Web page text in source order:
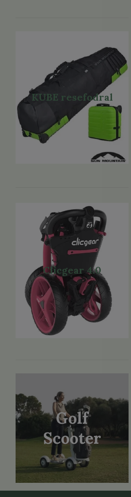
KUBE resefodral
Clicgear 4.0
Golf
Scooter